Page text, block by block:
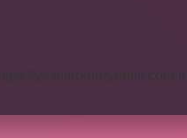
https://yesillerkuruyemis.com.tr